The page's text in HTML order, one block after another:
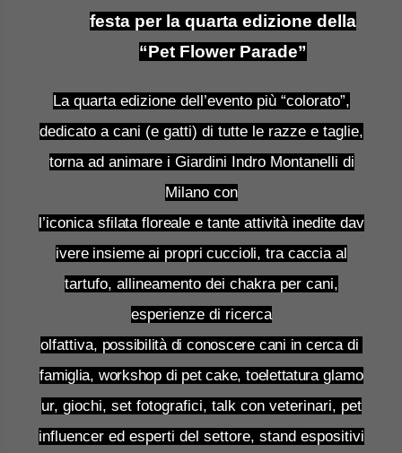
festa per la quarta edizione della
“Pet Flower Parade”
La quarta edizione dell’evento più “colorato”,
dedicato a cani (e gatti) di tutte le razze e taglie,
torna ad animare i Giardini Indro Montanelli di
Milano con
l’iconicasfilata floreale e tante attività inedite dav
ivere insieme ai propri cuccioli, tra caccia al
tartufo, allineamento dei chakra per cani,
esperienze di ricerca
olfattiva, possibilità di conoscere cani in cerca di
famiglia, workshop di pet cake, toelettatura glamo
ur, giochi, set fotografici, talk con veterinari, pet
influencer ed esperti del settore, stand espositivi